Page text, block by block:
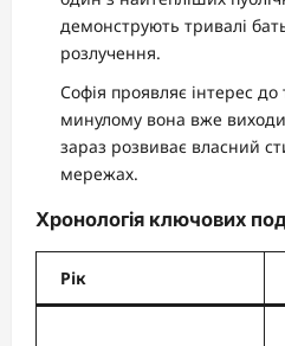
демонструють тривалі
розлучення.
Софія проявляє інтерес
минулому вона вже
зараз розвиває власний
мережах.
Хронологія ключових
Рік